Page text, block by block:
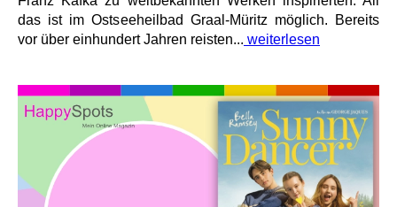
das ist im Ostseeheilbad Graal-Müritz möglich. Bereits
vor über einhundert Jahren reisten... weiterlesen